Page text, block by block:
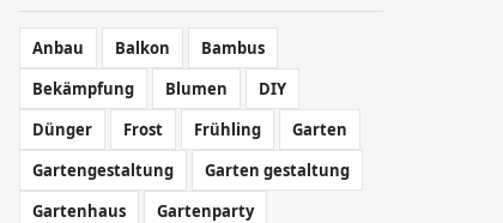
Anbau Balkon
Bambus
Bekämpfung
Blumen
DIY
Dünger
Frost Frühling
Garten
Gartengestaltung
Garten gestaltung
Gartenhaus
Gartenparty